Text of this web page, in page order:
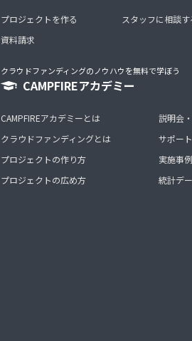
プロジェクトを作る
資料請求
スタッフに相談す
クラウドファンディングのノウハウを無料で学ぼう
CAMPFIREアカデミー
CAMPFIREアカデミーとは
クラウドファンディングとは
プロジェクトの作り方
プロジェクトの広め方
説明会
サポー
実施事例
統計デ